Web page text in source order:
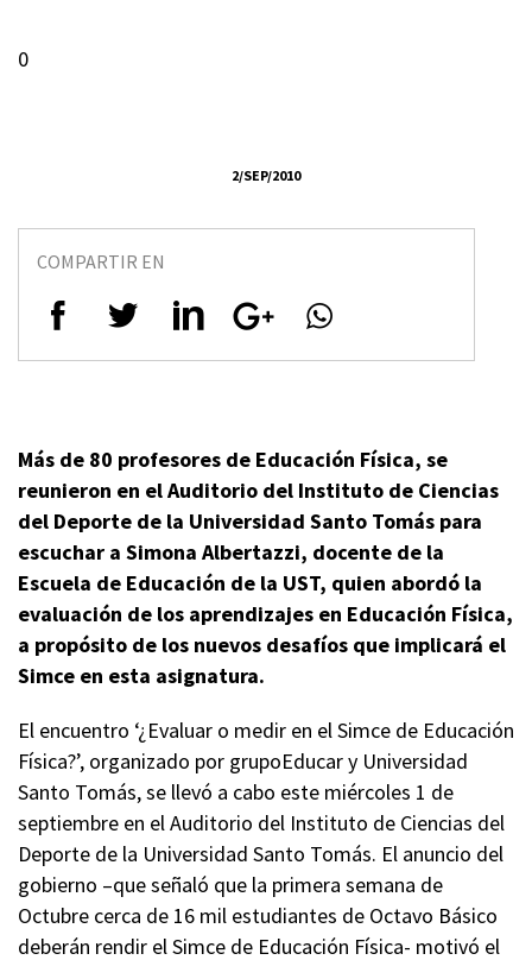
0
2/SEP/2010
COMPARTIR EN
Más de 80 profesores de Educación Física, se
reunieron en el Auditorio del Instituto de Ciencias
del Deporte de la Universidad Santo Tomás para
escuchar a Simona Albertazzi, docente de la
Escuela de Educación de la UST, quien abordó la
evaluación de los aprendizajes en Educación Física,
a propósito de los nuevos desafíos que implicará el
Simce en esta asignatura.
El encuentro ‘¿Evaluar o medir en el Simce de Educación
Física?’, organizado por grupoEducar y Universidad
Santo Tomás, se llevó a cabo este miércoles 1 de
septiembre en el Auditorio del Instituto de Ciencias del
Deporte de la Universidad Santo Tomás. El anuncio del
gobierno –que señaló que la primera semana de
Octubre cerca de 16 mil estudiantes de Octavo Básico
deberán rendir el Simce de Educación Física- motivó el